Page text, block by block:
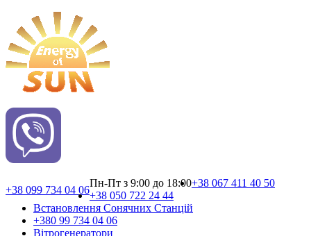
+38 099 734 04 06
Пн-Пт з 9:00 до 18:00+38 067 411 40 50
+38 050 722 24 44
Встановлення Сонячних Cтанцій
+380 99 734 04 06
Вітрогенератори